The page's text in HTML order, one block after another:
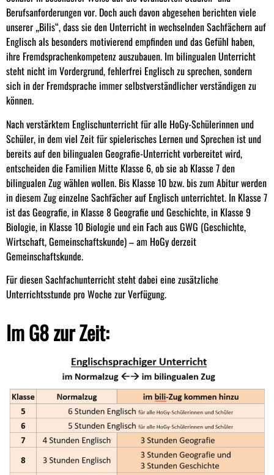
Berufsanforderungen vor. Doch auch davon abgesehen berichten viele
unserer „Bilis“, dass sie den Unterricht in wechselnden Sachfächern auf
Englisch als besonders motivierend empfinden und das Gefühl haben,
ihre Fremdsprachenkompetenz auszubauen. Im bilingualen Unterricht
steht nicht im Vordergrund, fehlerfrei Englisch zu sprechen, sondern
sich in der Fremdsprache immer selbstverständlicher verständigen zu
können.
Nach verstärktem Englischunterricht für alle HoGy-Schülerinnen und
Schüler, in dem viel Zeit für spielerisches Lernen und Sprechen ist und
bereits auf den bilingualen Geografie-Unterricht vorbereitet wird,
entscheiden die Familien Mitte Klasse 6, ob sie ab Klasse 7 den
bilingualen Zug wählen wollen. Bis Klasse 10 bzw. bis zum Abitur werden
in diesem Zug einzelne Sachfächer auf Englisch unterrichtet. In Klasse 7
ist das Geografie, in Klasse 8 Geografie und Geschichte, in Klasse 9
Biologie, in Klasse 10 Biologie und ein Fach aus GWG (Geschichte,
Wirtschaft, Gemeinschaftskunde) – am HoGy derzeit
Gemeinschaftskunde.
Für diesen Sachfachunterricht steht dabei eine zusätzliche
Unterrichtsstunde pro Woche zur Verfügung.
Im G8 zur Zeit: